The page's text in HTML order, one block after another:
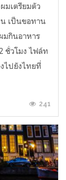
มเตรียมตัว
น เป็นขอทาน
กินอาหาร
ชั่วโมง ไฟล์ท
ไปยังไทยที่
241